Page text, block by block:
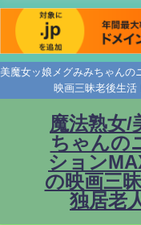
美魔女ッ娘メグみみちゃんの
映画三昧老後生活
魔法熟女/
ちゃんの
ション
の映画三
独居老